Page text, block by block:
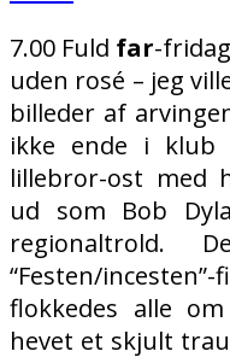
7.00 Fuld far-
uden rosé – jeg
billeder af
ikke ende i klub
lillebror-ost med
ud som Bob
regionaltrold.
“Festen/incesten”-
flokkedes alle
hevet et skjult